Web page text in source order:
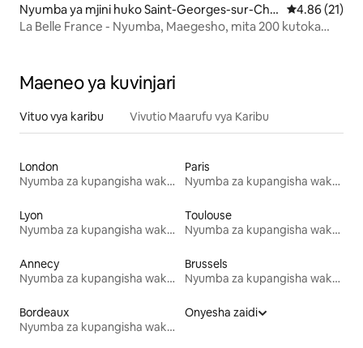
Nyumba ya mjini huko Saint-Georges-sur-Che
r
Ukadiriaji wa
4.86 (21)
La Belle France - Nyumba, Maegesho, mita 200 kutoka
Maeneo ya kuvinjari
Vituo vya karibu Vivutio Maarufu vya Karibu
London
Nyumba za kupangisha wakati wa likizo
Paris
Nyumba za kupangisha wakati wa likizo
Lyon
Nyumba za kupangisha wakati wa likizo
Toulouse
Nyumba za kupangisha wakati wa likizo
Annecy
Nyumba za kupangisha wakati wa likizo
Brussels
Nyumba za kupangisha wakati wa likizo
Bordeaux
Nyumba za kupangisha wakati wa likizo
Onyesha zaidi